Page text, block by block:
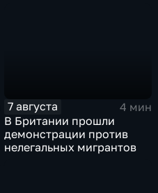
7 августа
4 мин
В Британии прошли
демонстрации против
нелегальных мигрантов